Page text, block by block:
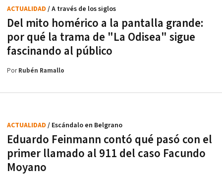
Del mito homérico a la pantalla grande:
por qué la trama de "La Odisea" sigue
fascinando al público
ACTUALIDAD / A través de los siglos
PorRubén Ramallo
Eduardo Feinmann contó qué pasó con el
primer llamado al 911 del caso Facundo
Moyano
ACTUALIDAD / Escándalo en Belgrano